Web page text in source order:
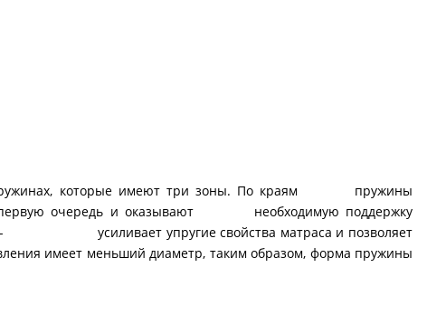
пружинах, которые имеют три зоны. По краям пружины
первую очередь и оказывают необходимую поддержку
- усиливает упругие свойства матраса и позволяет
меньший диаметр, таким образом, форма пружины